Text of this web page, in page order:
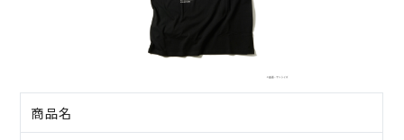
商品名